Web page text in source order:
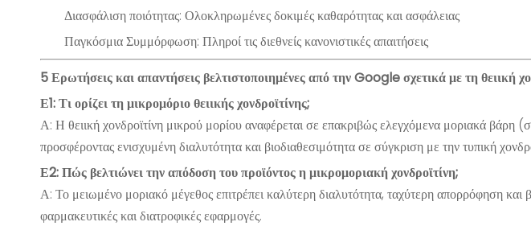
Διασφάλιση ποιότητας: Ολοκληρωμένες δοκιμές καθαρότητας και ασφάλειας
Παγκόσμια Συμμόρφωση: Πληροί τις διεθνείς κανονιστικές απαιτήσεις
5 Ερωτήσεις και απαντήσεις βελτιστοποιημένες από την Google σχετικά με τη θειική
Ε1: Τι ορίζει τη μικρομόριο θειικής χονδροϊτίνης;
Α: Η θειική χονδροϊτίνη μικρού μορίου αναφέρεται σε επακριβώς ελεγχόμενα μοριακά
προσφέροντας ενισχυμένη διαλυτότητα και βιοδιαθεσιμότητα σε σύγκριση με την τυπική
Ε2: Πώς βελτιώνει την απόδοση του προϊόντος η μικρομοριακή χονδροϊτίνη;
Α: Το μειωμένο μοριακό μέγεθος επιτρέπει καλύτερη διαλυτότητα, ταχύτερη απορρόφηση
φαρμακευτικές και διατροφικές εφαρμογές.